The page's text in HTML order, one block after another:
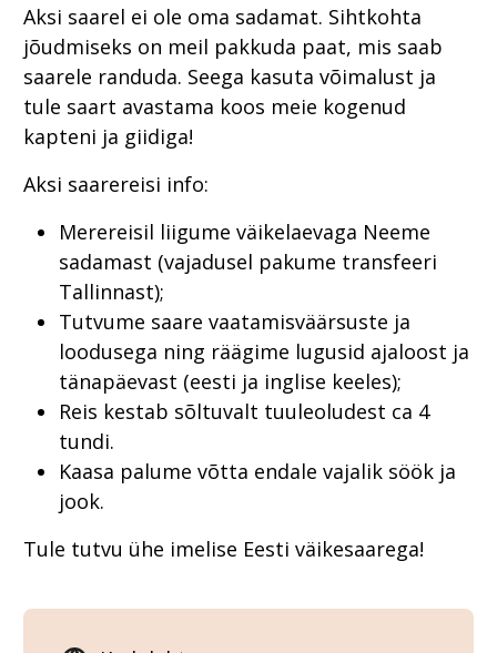
Aksi saarel ei ole oma sadamat. Sihtkohta
jõudmiseks on meil pakkuda paat, mis saab
saarele randuda. Seega kasuta võimalust ja
tule saart avastama koos meie kogenud
kapteni ja giidiga!
Aksi saarereisi info:
Merereisil liigume väikelaevaga Neeme
sadamast (vajadusel pakume transfeeri
Tallinnast);
Tutvume saare vaatamisväärsuste ja
loodusega ning räägime lugusid ajaloost ja
tänapäevast (eesti ja inglise keeles);
Reis kestab sõltuvalt tuuleoludest ca 4
tundi.
Kaasa palume võtta endale vajalik söök ja
jook.
Tule tutvu ühe imelise Eesti väikesaarega!